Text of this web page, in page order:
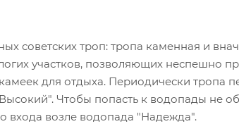
советских троп: тропа каменная и
участков, позволяющих неспешно
для отдыха. Периодически тропа
Чтобы попасть к водопады не
входа возле водопада "Надежда".